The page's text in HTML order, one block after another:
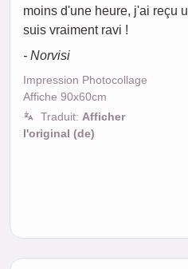
moins d'une heure, j'ai reçu
suis vraiment ravi !
- Norvisi
Impression Photocollage
Affiche 90x60cm
Traduit: Afficher
l'original (de)